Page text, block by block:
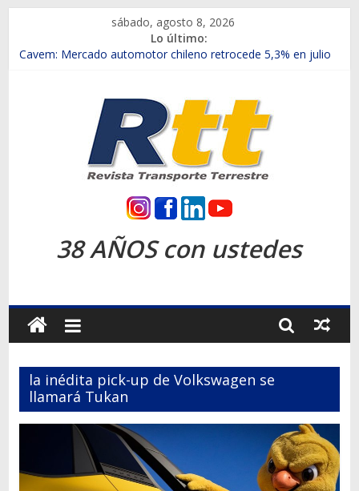
contenido
sábado, agosto 8, 2026
Lo último:
Chile es el primer mercado internacional en lanzar la nueva
Salfa suma vehículos electrificados de Chevrolet en el Biobío
Samex amplía su red con nuevas sucursales en Rancagua y
SINOTRUK Pick-ups presentó la recién estrenada Bolden en
la Expo Compras Públicas 2026
Revista
Transporte
Terrestre
Autos,
camiones,
motos,
información
mundo
38 AÑOS con ustedes
la inédita pick-up de Volkswagen se
llamará Tukan